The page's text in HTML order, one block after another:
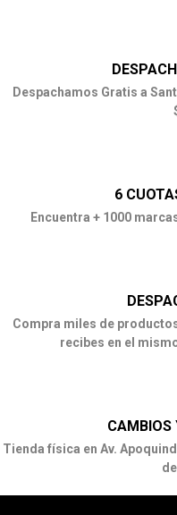
Despachamos Gratis a
6
Encuentra + 1000
Compra miles de
recibes en el
CAMBIOS
Tienda física en Av.